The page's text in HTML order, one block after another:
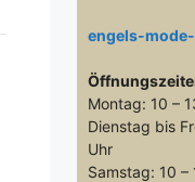
engels-
Montag: 10 –
Dienstag bis
Uhr
Samstag: 10 –